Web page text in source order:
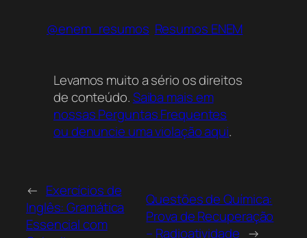
@enem_resumos Resumos ENEM
Levamos muito a sério os direitos
de conteúdo.Saiba mais em
nossas Perguntas Frequentes
ou denuncie uma violação aqui.
← Exercícios de
Inglês: Gramática
Essencial com
Questões de Química:
Prova de Recuperação
– Radioatividade →